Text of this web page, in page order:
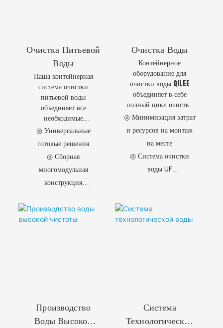
Очистка Питьевой
Воды
Наша контейнерная
система очистки
питьевой воды
объединяет все
необходимые
технологические
компактном агрегате,
обеспечивая получение
безопасной, мягкой и
полезной для здоровья
◎ Универсальные
готовые решения
◎ Сборная
многомодульная
конструкция
производство и
инжиниринг
Очистка Воды
Контейнерное
оборудование для
очистки воды QILEE
объединяет в себе
полный цикл очистки
(предварительная
флотация, отстаивание,
фильтрация,
дезинфекция) в
стандартном
возможность его
немедленного
◎ Минимизация затрат
и ресурсов на монтаж
на месте
◎ Система очистки
воды UF
Производство
Воды Высокой
Система
Технологической